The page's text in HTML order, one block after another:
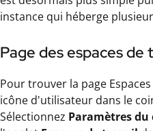
instance qui héberge
Page des espaces de
Pour trouver la page
icône d'utilisateur dans le
Sélectionnez Paramètres du